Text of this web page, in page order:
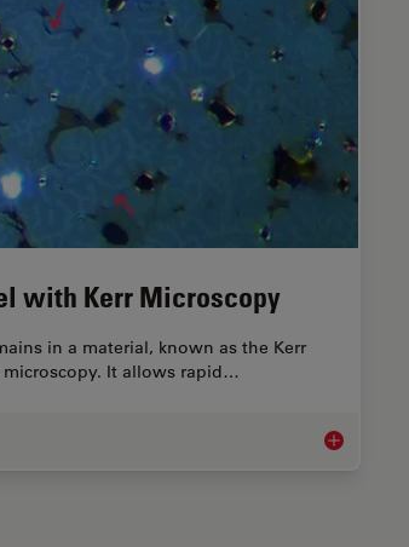
with Kerr Microscopy
in a material, known as the Kerr
It allows rapid…
Rapidly